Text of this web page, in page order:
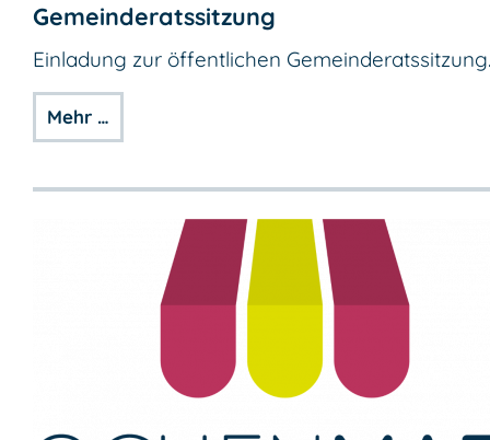
Gemeinderatssitzung
Einladung zur öffentlichen Gemeinderatssitzung.
Mehr …